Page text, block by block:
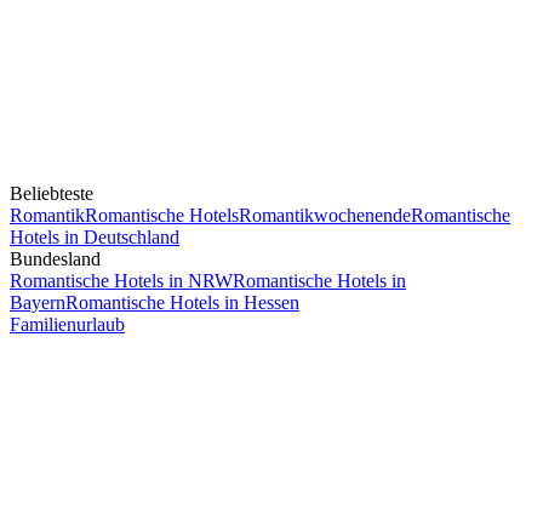
Beliebteste
RomantikRomantische HotelsRomantikwochenendeRomantische
Hotels in Deutschland
Bundesland
Romantische Hotels in NRWRomantische Hotels in
BayernRomantische Hotels in Hessen
Familienurlaub